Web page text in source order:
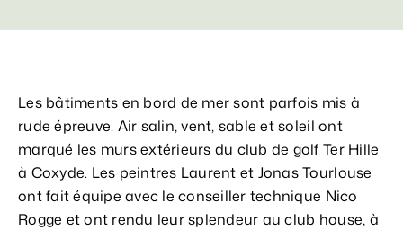
Les bâtiments en bord de mer sont parfois mis à
rude épreuve. Air salin, vent, sable et soleil ont
marqué les murs extérieurs du club de golf Ter Hille
à Coxyde. Les peintres Laurent et Jonas Tourlouse
ont fait équipe avec le conseiller technique Nico
Rogge et ont rendu leur splendeur au club house, à